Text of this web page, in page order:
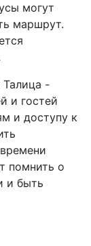
могут
маршрут.
Талица -
и гостей
и доступу к
помнить о
и быть